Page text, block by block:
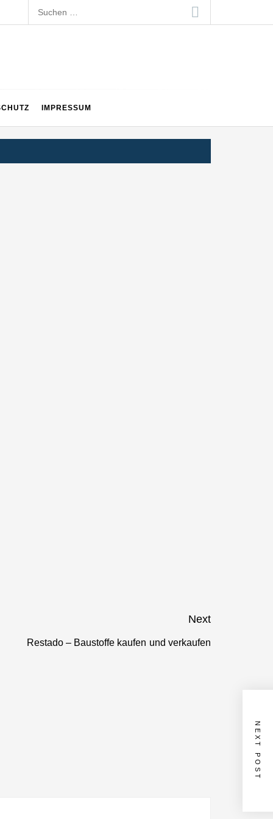
Suchen
nach:
IMPRESSUM
Next
Restado – Baustoffe kaufen und verkaufen
NEXT POST